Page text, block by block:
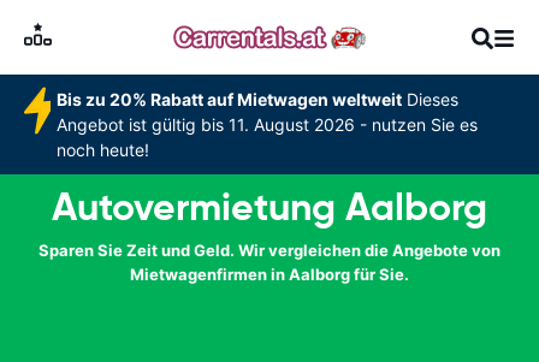
Bis zu 20% Rabatt auf Mietwagen weltweitDieses
Angebot ist gültig bis 11. August 2026 - nutzen Sie es
noch heute!
Autovermietung Aalborg
Sparen Sie Zeit und Geld. Wir vergleichen die Angebote von
Mietwagenfirmen in Aalborg für Sie.